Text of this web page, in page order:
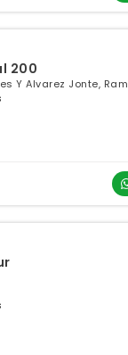
200
Y Alvarez Jonte,